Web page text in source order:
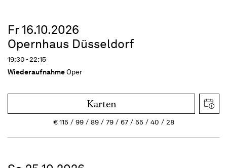
Fr 16.10.2026
Opernhaus Düsseldorf
19:30 - 22:15
WiederaufnahmeOper
Karten
€115 99 89 79 67 55 40 28